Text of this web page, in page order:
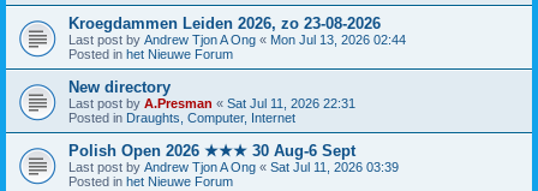
Kroegdammen Leiden 2026, zo 23-08-2026
Last post by Andrew Tjon A Ong « Mon Jul 13, 2026 02:44
Posted in het Nieuwe Forum
New directory
Last post by A.Presman « Sat Jul 11, 2026 22:31
Posted in Draughts, Computer, Internet
Polish Open 2026 ★★★ 30 Aug-6 Sept
Last post by Andrew Tjon A Ong « Sat Jul 11, 2026 03:39
Posted in het Nieuwe Forum